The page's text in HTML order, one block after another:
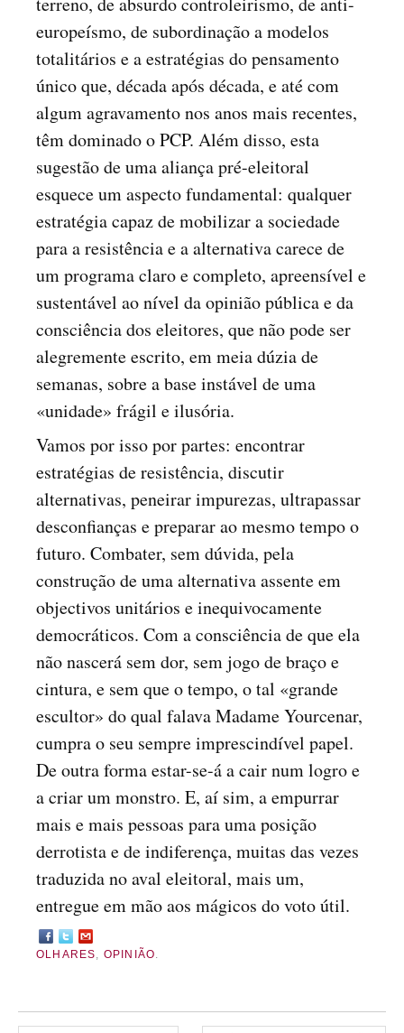
europeísmo, de subordinação a modelos
totalitários e a estratégias do pensamento
único que, década após década, e até com
algum agravamento nos anos mais recentes,
têm dominado o PCP. Além disso, esta
sugestão de uma aliança pré-eleitoral
esquece um aspecto fundamental: qualquer
estratégia capaz de mobilizar a sociedade
para a resistência e a alternativa carece de
um programa claro e completo, apreensível e
sustentável ao nível da opinião pública e da
consciência dos eleitores, que não pode ser
alegremente escrito, em meia dúzia de
semanas, sobre a base instável de uma
«unidade» frágil e ilusória.
Vamos por isso por partes: encontrar
estratégias de resistência, discutir
alternativas, peneirar impurezas, ultrapassar
desconfianças e preparar ao mesmo tempo o
futuro. Combater, sem dúvida, pela
construção de uma alternativa assente em
objectivos unitários e inequivocamente
democráticos. Com a consciência de que ela
não nascerá sem dor, sem jogo de braço e
cintura, e sem que o tempo, o tal «grande
escultor» do qual falava Madame Yourcenar,
cumpra o seu sempre imprescindível papel.
De outra forma estar-se-á a cair num logro e
a criar um monstro. E, aí sim, a empurrar
mais e mais pessoas para uma posição
derrotista e de indiferença, muitas das vezes
traduzida no aval eleitoral, mais um,
entregue em mão aos mágicos do voto útil.
OLHARES, OPINIÃO.